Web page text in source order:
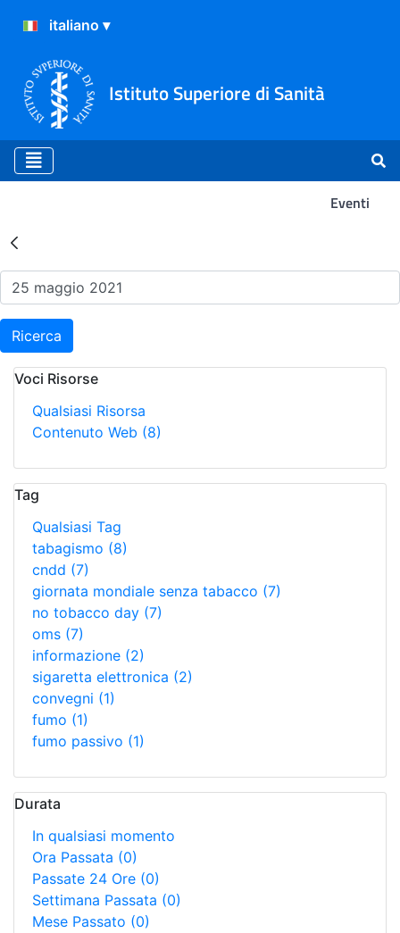
Istituto Superiore di Sanità
Eventi
Risultati della Ricerca -
Ricerca
Voci Risorse
Qualsiasi Risorsa
Contenuto Web (8)
Tag
Qualsiasi Tag
tabagismo (8)
cndd (7)
giornata mondiale senza tabacco (7)
no tobacco day (7)
oms (7)
informazione (2)
sigaretta elettronica (2)
convegni (1)
fumo (1)
fumo passivo (1)
Durata
In qualsiasi momento
Ora Passata (0)
Passate 24 Ore (0)
Settimana Passata (0)
Mese Passato (0)